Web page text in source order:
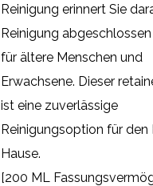
Reinigung erinnert Sie
Reinigung
für ältere Menschen und
Erwachsene. Dieser
ist eine zuverlässige
Reinigungsoption für den
Hause.
[200 ML